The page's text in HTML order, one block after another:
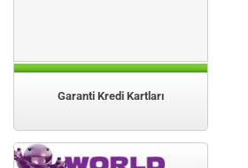
Garanti Kredi Kartları